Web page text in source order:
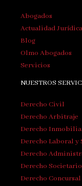
Abogados
Actualidad Jurídica
Blog
Olmo Abogados
Servicios
NUESTROS
Derecho Civil
Derecho Arbitraje
Derecho
Derecho Laboral y
Derecho
Derecho
Derecho Concursal